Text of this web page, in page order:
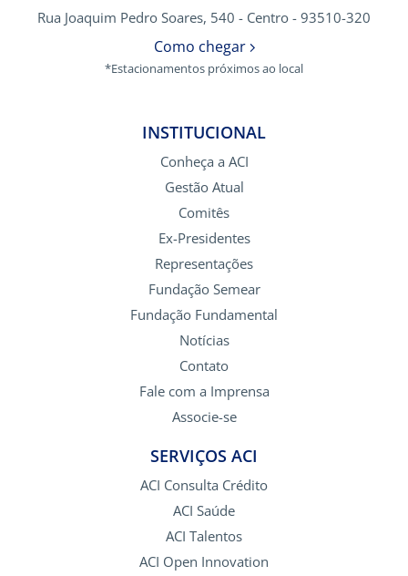
Rua Joaquim Pedro Soares, 540 - Centro - 93510-320
Como chegar
*Estacionamentos próximos ao local
INSTITUCIONAL
Conheça a ACI
Gestão Atual
Comitês
Ex-Presidentes
Representações
Fundação Semear
Fundação Fundamental
Notícias
Contato
Fale com a Imprensa
Associe-se
SERVIÇOS ACI
ACI Consulta Crédito
ACI Saúde
ACI Talentos
ACI Open Innovation